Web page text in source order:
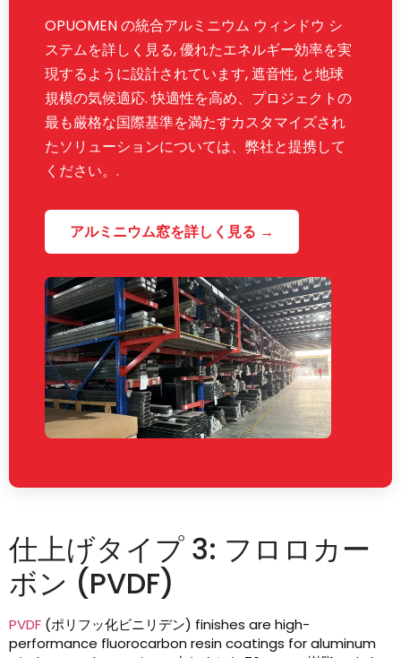
OPUOMEN の統合アルミニウム ウィンドウ シ
ステムを詳しく見る, 優れたエネルギー効率を実
現するように設計されています, 遮音性, と地球
規模の気候適応. 快適性を高め、プロジェクトの
最も厳格な国際基準を満たすカスタマイズされ
たソリューションについては、弊社と提携して
ください。.
アルミニウム窓を詳しく見る →
仕上げタイプ 3: フロロカー
ボン (PVDF)
PVDF (ポリフッ化ビニリデン) finishes are high-
performance fluorocarbon resin coatings for aluminum